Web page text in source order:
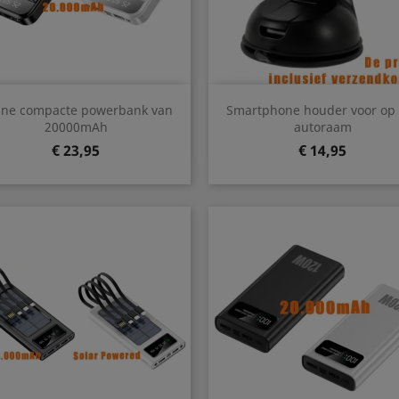
compacte powerbank van
20000mAh
Prijs
€ 23,95
 Snel bekijken
ZwartWit
Smartphone houder voor
autoraam
Prijs
€ 14,95
 Snel bekijken